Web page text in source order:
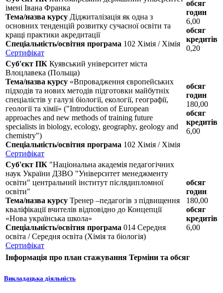
імені Івана Франка
Тема/назва курсу Діджиталізація як одна з
основних тенденцій розвитку сучасної освіти та
кращі практики акредитації
Спеціальність/освітня програма 102 Хімія / Хімія
Сертифікат
обсяг
годин
6,00
обсяг
кредитів
0,20
Суб'єкт ПК Куявський університет міста
Влоцлавека (Польща)
Тема/назва курсу «Впровадження європейських
підходів та нових методів підготовки майбутніх
спеціалістів у галузі біології, екології, географії,
геології та хімії» ("Introduction of European
approaches and new methods of training future
specialists in biology, ecology, geography, geology and
chemistry")
Спеціальність/освітня програма 102 Хімія / Хімія
Сертифікат
обсяг
годин
180,00
обсяг
кредитів
6,00
Суб'єкт ПК "Національна академія педагогічних
наук України ДЗВО "Університет менеджменту
освіти" центральний інститут післядипломної
освіти"
Тема/назва курсу Тренер –педагогів з підвищення
кваліфікації вчителів відповідно до Концепції
«Нова українська школа»
Спеціальність/освітня програма 014 Середня
освіта / Середня освіта (Хімія та біологія)
Сертифікат
обсяг
годин
180,00
обсяг
кредитів
6,00
Інформація про план стажування Терміни та обсяг
Викладацька діяльність